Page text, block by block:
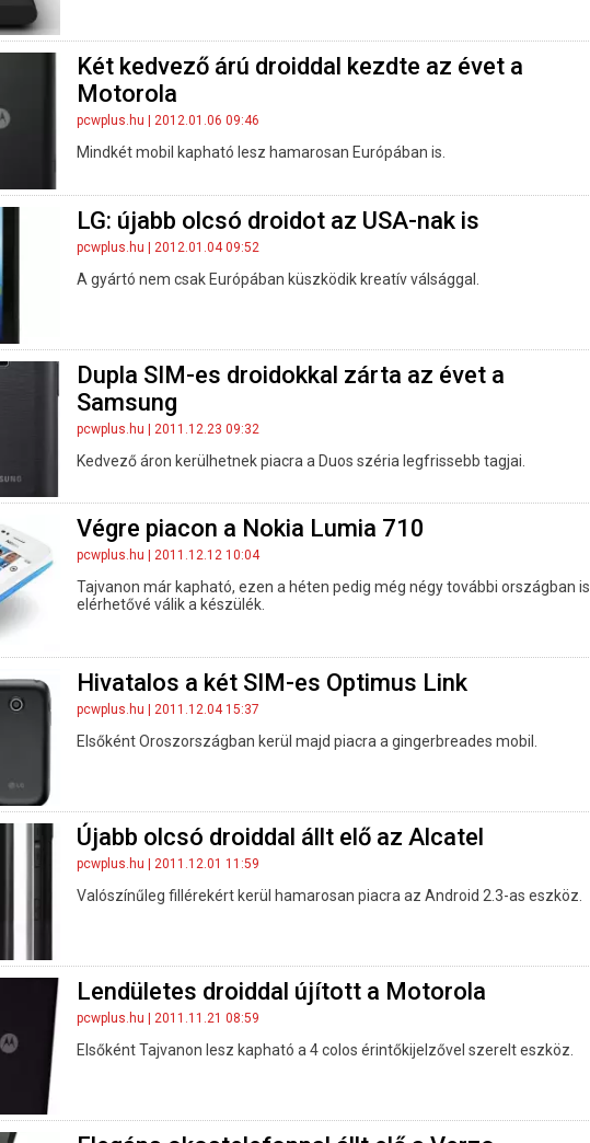
Két kedvező árú droiddal kezdte az évet a
Motorola
pcwplus.hu | 2012.01.06 09:46
Mindkét mobil kapható lesz hamarosan Európában is.
LG: újabb olcsó droidot az USA-nak is
pcwplus.hu | 2012.01.04 09:52
A gyártó nem csak Európában küszködik kreatív válsággal.
Dupla SIM-es droidokkal zárta az évet a
Samsung
pcwplus.hu | 2011.12.23 09:32
Kedvező áron kerülhetnek piacra a Duos széria legfrissebb tagjai.
Végre piacon a Nokia Lumia 710
pcwplus.hu | 2011.12.12 10:04
Tajvanon már kapható, ezen a héten pedig még négy további országban is
elérhetővé válik a készülék.
Hivatalos a két SIM-es Optimus Link
pcwplus.hu | 2011.12.04 15:37
Elsőként Oroszországban kerül majd piacra a gingerbreades mobil.
Újabb olcsó droiddal állt elő az Alcatel
pcwplus.hu | 2011.12.01 11:59
Valószínűleg fillérekért kerül hamarosan piacra az Android 2.3-as eszköz.
Lendületes droiddal újított a Motorola
pcwplus.hu | 2011.11.21 08:59
Elsőként Tajvanon lesz kapható a 4 colos érintőkijelzővel szerelt eszköz.